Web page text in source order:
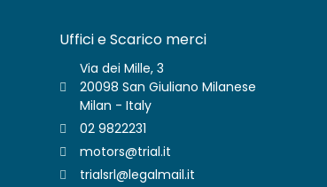
Uffici e Scarico merci
Via dei Mille, 3
20098 San Giuliano Milanese
Milan - Italy
02 9822231
motors@trial.it
trialsrl@legalmail.it